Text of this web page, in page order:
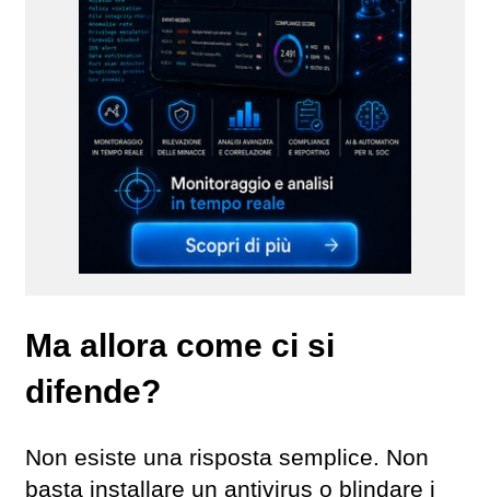
Ma allora come ci si
difende?
Non esiste una risposta semplice. Non
basta installare un antivirus o blindare i